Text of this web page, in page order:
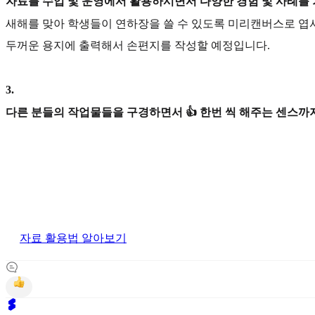
새해를 맞아 학생들이 연하장을 쓸 수 있도록 미리캔버스로 엽
두꺼운 용지에 출력해서 손편지를 작성할 예정입니다.
3.
다른 분들의 작업물들을 구경하면서 👍 한번 씩 해주는 센스까
자료 활용법 알아보기